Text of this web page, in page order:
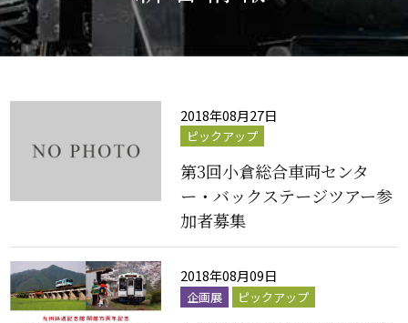
2018年08月27日
ピックアップ
第3回小倉総合車両センタ
ー・バックステージツアー参
加者募集
2018年08月09日
企画展 ピックアップ